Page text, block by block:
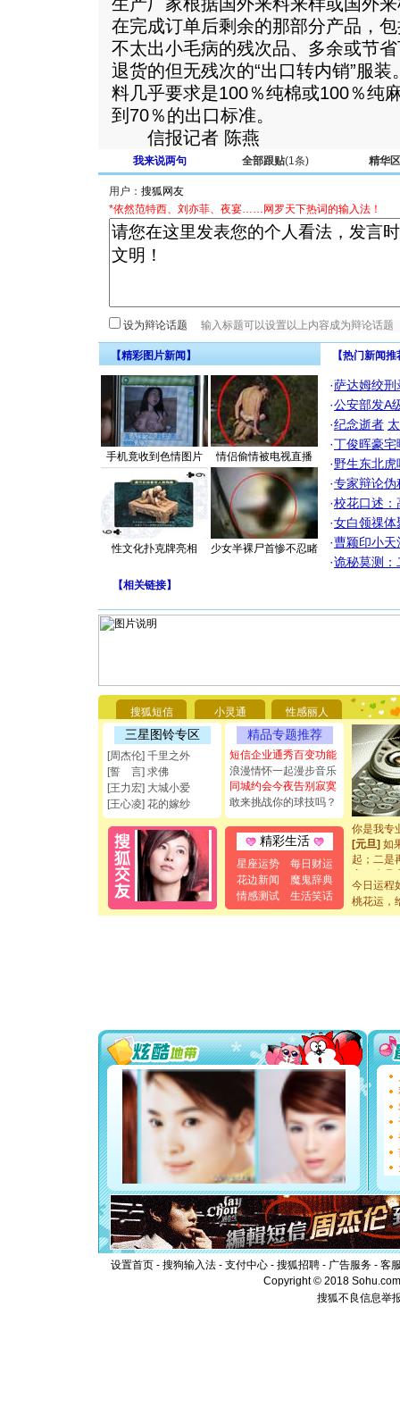
在完成订单后剩余的那部分产品，
不太出小毛病的残次品、多余或节
退货的但无残次的“出口转内销”服
料几乎要求是100％纯棉或100％纯
到70％的出口标准。
信报记者 陈燕
我来说两句 全部跟贴(1条) 精华区
用户：
*依然范特西、刘亦菲、夜宴……网罗天下热词的输入法！
设为辩论话题
【精彩图片新闻】
手机竟收到色情图片 情侣偷情被电视直播
性文化扑克牌亮相 少女半裸尸首惨不忍睹
【热门新闻
·萨达姆绞刑
·公安部发A
·纪念逝者
·丁俊晖豪
·野生东北
·专家辩论伪
·校花口述：
·女白领祼体
·曹颖印小天
·诡秘莫测：
【相关链接】
搜狐短信 小灵通 性感丽人
三星图铃专区
[周杰伦] 千里之外
[誓 言] 求佛
[王力宏] 大城小爱
[王心凌] 花的嫁纱
精品专题推荐
短信企业通秀百变功能
浪漫情怀一起漫步音乐
同城约会今夜告别寂寞
敢来挑战你的球技吗？
精彩生活
星座运势
每日财运
花边新闻
魔鬼辞典
情感测试
生活笑话
你太多，
要平安！
[圣诞节]
能正大
都要快乐
[圣诞节]
如意,快
[元旦]看
断电。爱
你是我专
[元旦]如
起；二是
离。水晶
[元旦]当
泣，这痛
你太多，
要平安
[圣诞节]
能正大
都要快乐
[圣诞节]
如意,快
[元旦]
看
断电。
你是我
[元旦]
起；二是
离。水晶
[元旦]当
泣，这痛
卖了。水
[春节] 风
颜！冬去
道一声平
今日运程
桃花运，
设置首页 - 搜狗输入法 - 支付中心 - 搜狐招聘 - 广告服务 - 客
Copyright © 2018
搜狐不良信息举